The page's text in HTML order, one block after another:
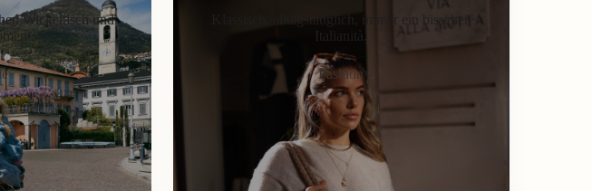
Wickeltisch und
Klassisch, alltagstauglich, immer ein bisschen
Italianità.
Fashion